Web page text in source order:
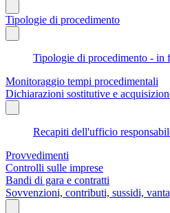
Tipologie di procedimento
Tipologie di procedimento - in
Monitoraggio tempi procedimentali
Dichiarazioni sostitutive e
Recapiti dell'ufficio
Provvedimenti
Controlli sulle imprese
Bandi di gara e contratti
Sovvenzioni, contributi, sussidi,